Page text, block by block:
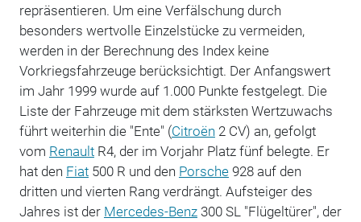
repräsentieren. Um eine Verfälschung durch
besonders wertvolle Einzelstücke zu vermeiden,
werden in der Berechnung des Index keine
Vorkriegsfahrzeuge berücksichtigt. Der Anfangswert
im Jahr 1999 wurde auf 1.000 Punkte festgelegt. Die
Liste der Fahrzeuge mit dem stärksten Wertzuwachs
führt weiterhin die "Ente" (Citroën 2 CV) an, gefolgt
vom RenaultR4, der im Vorjahr Platz fünf belegte. Er
hat den Fiat500 R und den Porsche928 auf den
dritten und vierten Rang verdrängt. Aufsteiger des
Jahres ist der Mercedes-Benz300 SL "Flügeltürer", der